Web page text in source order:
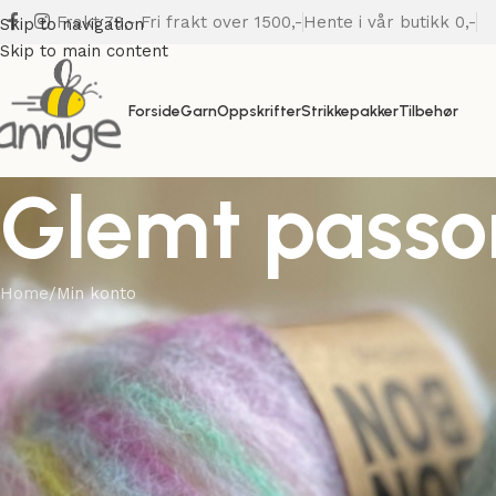
Skip to navigation
Skip to main content
Frakt 79,- Fri frakt over 1500,- Hente i vår butikk 0,-
ForsideGarnOppskrifterStrikkepakkerTilbehør
Glemt
Home Min konto
Glemt passordet ditt? Fyll inn ditt brukernavn eller e-
postadresse. Du vil motta en lenke for å opprette et nytt
passord via e-post.